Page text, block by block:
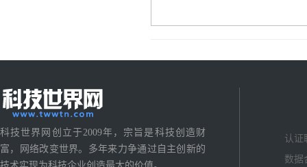
科技世界网创立于2009年，宗旨是科技创造财
富，网络改变世界。多年来力争通过自主创新的
认证
数据